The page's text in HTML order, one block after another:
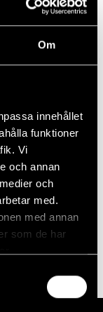
Om
innehållet
funktioner
Vi
och annan
och
med.
med annan
som de har